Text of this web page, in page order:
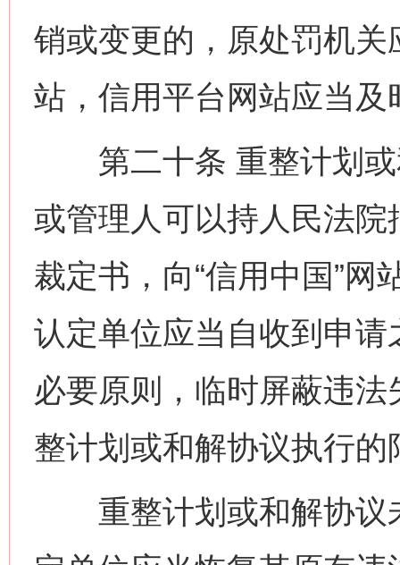
销或变更的，原处罚机
站，信用平台网站应当
第二十条 重整计划或
或管理人可以持人民法
裁定书，向“信用中国”
认定单位应当自收到申
必要原则，临时屏蔽违
整计划或和解协议执行的
重整计划或和解协议